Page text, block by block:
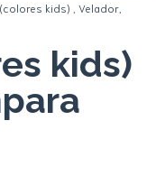
kids) , Velador,
kids)